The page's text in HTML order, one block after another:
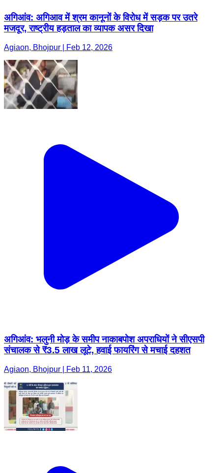
अगिआंव: अगिआव में श्रम कानूनों के विरोध में सड़क पर उतरे
मजदूर, राष्ट्रीय हड़ताल का व्यापक असर दिखा
Agiaon, Bhojpur | Feb 12, 2026
अगिआंव: भलुनी मोड़ के समीप नाकाबपोश अपराधियों ने सीएसपी
संचालक से ₹3.5 लाख लूटे, हवाई फायरिंग से मचाई दहशत
Agiaon, Bhojpur | Feb 11, 2026